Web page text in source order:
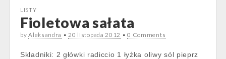
LISTY
Fioletowa sałata
byAleksandra •20 listopada 2012 •0 Comments
Składniki: 2 główki radiccio 1 łyżka oliwy sól pieprz